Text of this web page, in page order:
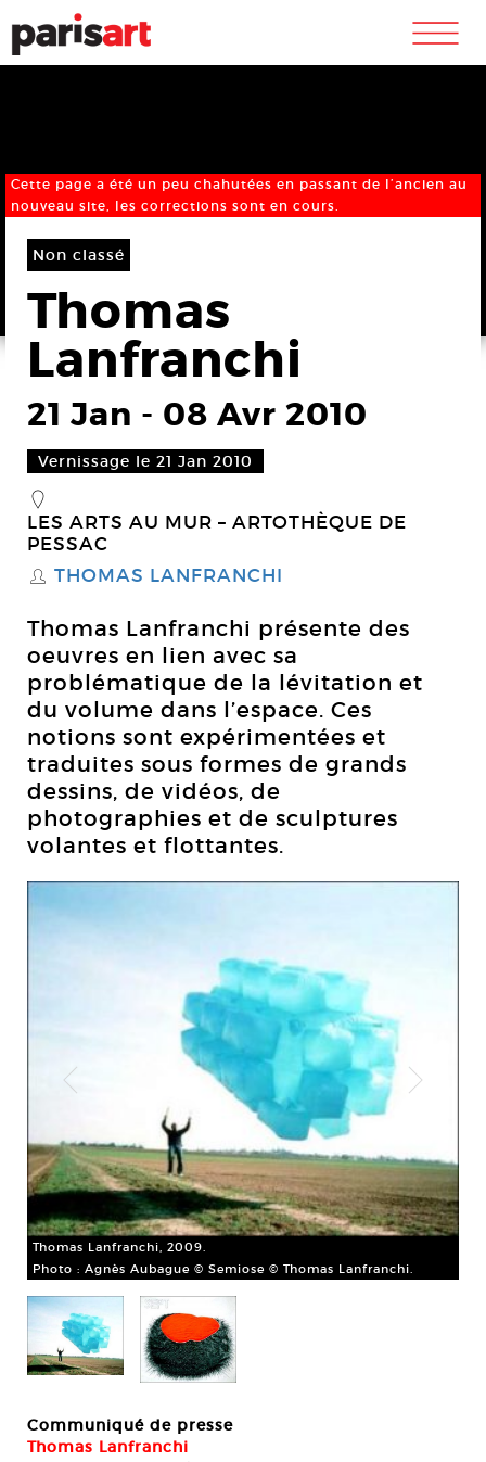
m
Cette page a été un peu chahutées en passant de l’ancien au
nouveau site, les corrections sont en cours.
Non classé
Thomas
Lanfranchi
21 Jan - 08 Avr 2010
Vernissage le 21 Jan 2010
_
LES ARTS AU MUR – ARTOTHÈQUE DE
PESSAC
S THOMAS LANFRANCHI
Thomas Lanfranchi présente des
oeuvres en lien avec sa
problématique de la lévitation et
du volume dans l’espace. Ces
notions sont expérimentées et
traduites sous formes de grands
dessins, de vidéos, de
photographies et de sculptures
volantes et flottantes.
Thomas Lanfranchi, 2009.
Photo : Agnès Aubague © Semiose © Thomas Lanfranchi.
Communiqué de presse
Thomas Lanfranchi